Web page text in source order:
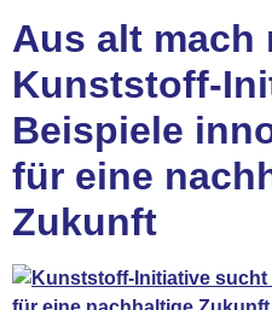
Aus alt mach
Kunststoff-
Beispiele
für eine
Zukunft